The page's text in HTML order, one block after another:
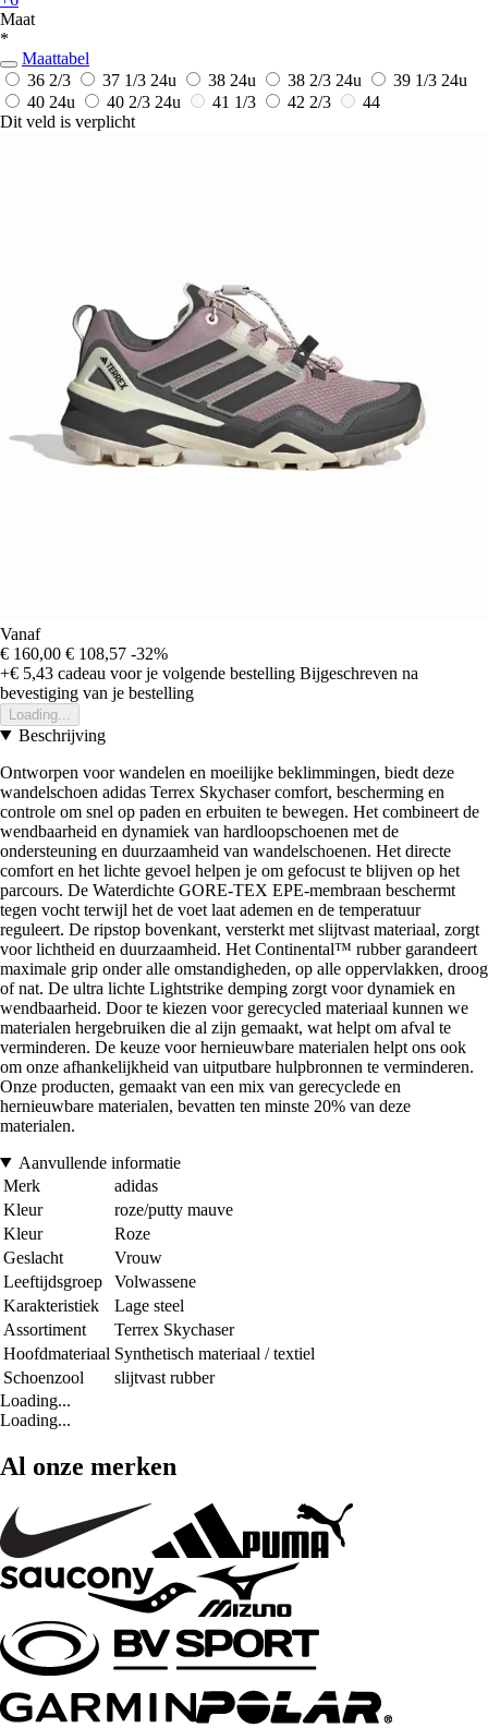
Maat
*
Maattabel
36 2/3
37 1/3 24u 38 24u 38 2/3 24u 39 1/3 24u
40 24u 40 2/3 24u 41 1/3 42 2/3
44
Dit veld is verplicht
Vanaf
€ 160,00 € 108,57 -32%
+€ 5,43 cadeau voor je volgende bestelling Bijgeschreven na
bevestiging van je bestelling
Loading...
Beschrijving
Ontworpen voor wandelen en moeilijke beklimmingen, biedt deze
wandelschoen adidas Terrex Skychaser comfort, bescherming en
controle om snel op paden en erbuiten te bewegen. Het combineert de
wendbaarheid en dynamiek van hardloopschoenen met de
ondersteuning en duurzaamheid van wandelschoenen. Het directe
comfort en het lichte gevoel helpen je om gefocust te blijven op het
parcours. De Waterdichte GORE-TEX EPE-membraan beschermt
tegen vocht terwijl het de voet laat ademen en de temperatuur
reguleert. De ripstop bovenkant, versterkt met slijtvast materiaal, zorgt
voor lichtheid en duurzaamheid. Het Continental™ rubber garandeert
maximale grip onder alle omstandigheden, op alle oppervlakken, droog
of nat. De ultra lichte Lightstrike demping zorgt voor dynamiek en
wendbaarheid. Door te kiezen voor gerecycled materiaal kunnen we
materialen hergebruiken die al zijn gemaakt, wat helpt om afval te
verminderen. De keuze voor hernieuwbare materialen helpt ons ook
om onze afhankelijkheid van uitputbare hulpbronnen te verminderen.
Onze producten, gemaakt van een mix van gerecyclede en
hernieuwbare materialen, bevatten ten minste 20% van deze
materialen.
Aanvullende informatie
Merk
adidas
Kleur
roze/putty mauve
Kleur
Roze
Geslacht
Vrouw
Leeftijdsgroep
Volwassene
Karakteristiek
Lage steel
Assortiment
Terrex Skychaser
Hoofdmateriaal Synthetisch materiaal / textiel
Schoenzool
slijtvast rubber
Loading...
Loading...
Al onze merken